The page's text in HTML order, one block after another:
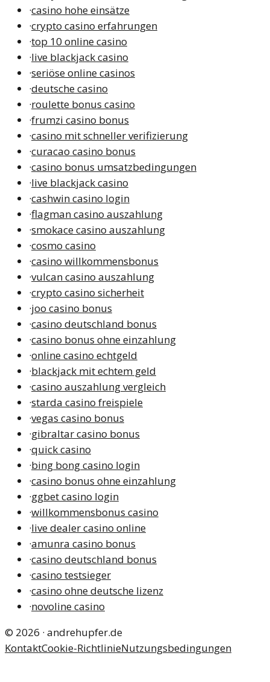
·casino hohe einsätze
·crypto casino erfahrungen
·top 10 online casino
·live blackjack casino
·seriöse online casinos
·deutsche casino
·roulette bonus casino
·frumzi casino bonus
·casino mit schneller verifizierung
·curacao casino bonus
·casino bonus umsatzbedingungen
·live blackjack casino
·cashwin casino login
·flagman casino auszahlung
·smokace casino auszahlung
·cosmo casino
·casino willkommensbonus
·vulcan casino auszahlung
·crypto casino sicherheit
·joo casino bonus
·casino deutschland bonus
·casino bonus ohne einzahlung
·online casino echtgeld
·blackjack mit echtem geld
·casino auszahlung vergleich
·starda casino freispiele
·vegas casino bonus
·gibraltar casino bonus
·quick casino
·bing bong casino login
·casino bonus ohne einzahlung
·ggbet casino login
·willkommensbonus casino
·live dealer casino online
·amunra casino bonus
·casino deutschland bonus
·casino testsieger
·casino ohne deutsche lizenz
·novoline casino
© 2026 · andrehupfer.de
KontaktCookie-RichtlinieNutzungsbedingungen